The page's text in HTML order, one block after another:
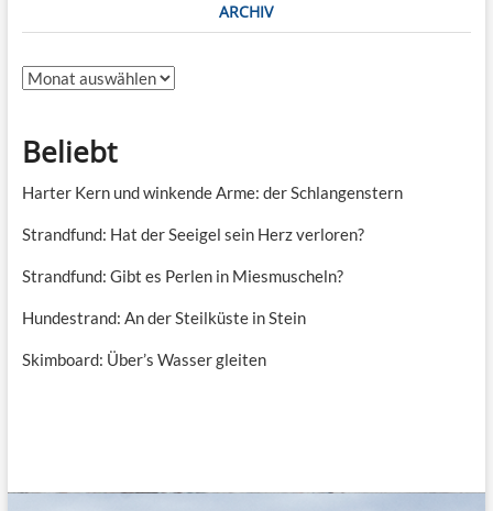
ARCHIV
Archiv
Beliebt
Harter Kern und winkende Arme: der Schlangenstern
Strandfund: Hat der Seeigel sein Herz verloren?
Strandfund: Gibt es Perlen in Miesmuscheln?
Hundestrand: An der Steilküste in Stein
Skimboard: Über’s Wasser gleiten